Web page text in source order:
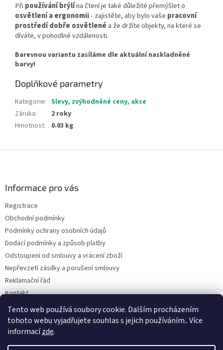
Tento web používá soubory cookie. Dalším procházením
tohoto webu vyjadřujete souhlas s jejich používáním.. Více
informacízde.
Při používání brýlína čtení je také důležité přemýšlet o
osvětlení a ergonomii- zajistěte, aby bylo vaše pracovní
prostředí dobře osvětlené a že držíte objekty, na které se
díváte, v pohodlné vzdálenosti.
Barevnou variantu zasíláme dle aktuální naskladněné
barvy!
Doplňkové parametry
Kategorie: Slevy, zvýhodněné ceny, akce
Záruka:
2 roky
Hmotnost: 0.03 kg
Informace pro vás
Registrace
Obchodní podmínky
Podmínky ochrany osobních údajů
Dodací podmínky a způsob platby
Odstoupení od smlouvy a vrácení zboží
Nepřevzetí zásilky a porušení smlouvy
Reklamační řád
Kontakt
Napište nám